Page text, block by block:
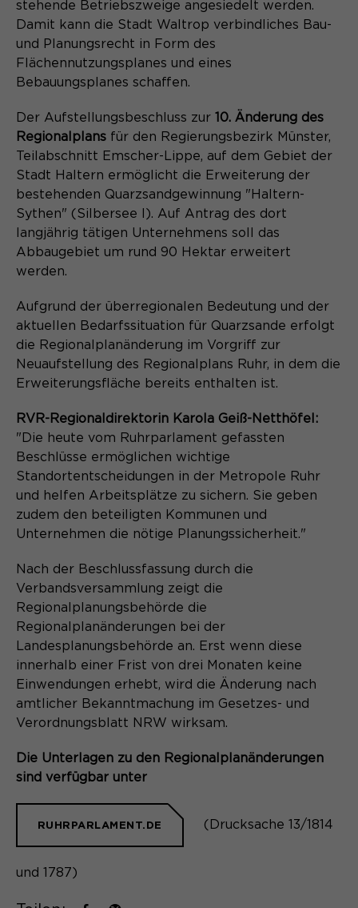
Zweck
Content Management System dieser
Webseite. Diese Basis-Cookies sind
unerlässlich, damit Ihr Besuch auf der
Website angenehm und flüssig wird:
offen zu halten. Es speichert bei
einem Benutzer-Login für einen
geschlossenen Bereich die Benutzer-
ID als verschlüsselten Wert (sog.
"hash-Wert") zum entsprechenden
Datenbankeintrag des Nutzers.
Name
Anbieter Session-Cookies
Laufzeit
Der Session Cookie wird beim
Schließen des Browsers wieder
gelöscht.
Zweck
PHPs Standard Sitzungs- Identifikation
(Formulare).
Name be_typo_user
Anbieter TYPO3
Laufzeit Ende der Sitzung
Zweck
Dieser Cookie teilt der Webseite mit,
ob ein Besucher im Typo3-Backend
angemeldet ist und die Rechte besitzt
diese zu verwalten.
Anbieter Sgalinski
Laufzeit
Speichert den Zustimmungsstatus des
Name _pk_id*
Anbieter Matomo
Laufzeit 13 Monate
Zweck
Dient zur anonymen
Wiedererkennung eines Besuchers.
Name _pk_ses*
Anbieter
Laufzeit
Zweck
Speichert vorübergehend Daten der
aktuellen Sitzung.
Anbieter Matomo
Laufzeit 6 Monate
Zweck Speichert die Herkunft des Besuchers.
Name MATOMO_SESSID
Anbieter Matomo
Laufzeit Sitzung
Zweck
Temporäre Session-ID, ohne
personenbezogene Daten.
Cookie-Informationen
Aktivierung Mehrsprachigkeit
Diese Cookies ermöglichen die automatische
Name googtrans
Anbieter GTranslate Inc.
Zweck
Speichert die vom Nutzer gewählte
Sprache für die automatische
Cookie-Informationen
stehende Betriebszweige angesiedelt werden.
Damit kann die Stadt Waltrop verbindliches Bau-
und Planungsrecht in Form des
Flächennutzungsplanes und eines
Bebauungsplanes schaffen.
Der Aufstellungsbeschluss zur 10. Änderung des
Regionalplans für den Regierungsbezirk Münster,
Teilabschnitt Emscher-Lippe, auf dem Gebiet der
Stadt Haltern ermöglicht die Erweiterung der
bestehenden Quarzsandgewinnung "Haltern-
Sythen" (Silbersee I). Auf Antrag des dort
langjährig tätigen Unternehmens soll das
Abbaugebiet um rund 90 Hektar erweitert
werden.
Aufgrund der überregionalen Bedeutung und der
aktuellen Bedarfssituation für Quarzsande erfolgt
die Regionalplanänderung im Vorgriff zur
Neuaufstellung des Regionalplans Ruhr, in dem die
Erweiterungsfläche bereits enthalten ist.
RVR-Regionaldirektorin Karola Geiß-Netthöfel:
"Die heute vom Ruhrparlament gefassten
Beschlüsse ermöglichen wichtige
Standortentscheidungen in der Metropole Ruhr
und helfen Arbeitsplätze zu sichern. Sie geben
zudem den beteiligten Kommunen und
Unternehmen die nötige Planungssicherheit."
Nach der Beschlussfassung durch die
Verbandsversammlung zeigt die
Regionalplanungsbehörde die
Regionalplanänderungen bei der
Landesplanungsbehörde an. Erst wenn diese
innerhalb einer Frist von drei Monaten keine
Einwendungen erhebt, wird die Änderung nach
amtlicher Bekanntmachung im Gesetzes- und
Verordnungsblatt NRW wirksam.
Die Unterlagen zu den Regionalplanänderungen
sind verfügbar unter
RUHRPARLAMENT.DE (Drucksache 13/1814
und 1787)